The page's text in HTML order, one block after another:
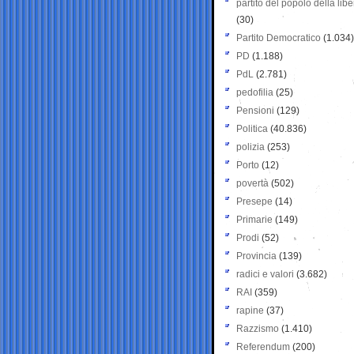
partito del popolo della
(30)
Partito Democratico (1.034)
PD (1.188)
PdL (2.781)
pedofilia (25)
Pensioni (129)
Politica (40.836)
polizia (253)
Porto (12)
povertà (502)
Presepe (14)
Primarie (149)
Prodi (52)
Provincia (139)
radici e valori (3.682)
RAI (359)
rapine (37)
Razzismo (1.410)
Referendum (200)